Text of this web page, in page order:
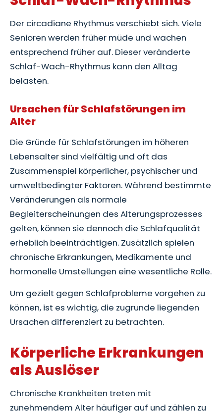
Der circadiane Rhythmus verschiebt sich. Viele
Senioren werden früher müde und wachen
entsprechend früher auf. Dieser veränderte
Schlaf-Wach-Rhythmus kann den Alltag
belasten.
Ursachen für Schlafstörungen im
Alter
Die Gründe für Schlafstörungen im höheren
Lebensalter sind vielfältig und oft das
Zusammenspiel körperlicher, psychischer und
umweltbedingter Faktoren. Während bestimmte
Veränderungen als normale
Begleiterscheinungen des Alterungsprozesses
gelten, können sie dennoch die Schlafqualität
erheblich beeinträchtigen. Zusätzlich spielen
chronische Erkrankungen, Medikamente und
hormonelle Umstellungen eine wesentliche Rolle.
Um gezielt gegen Schlafprobleme vorgehen zu
können, ist es wichtig, die zugrunde liegenden
Ursachen differenziert zu betrachten.
Körperliche Erkrankungen
als Auslöser
Chronische Krankheiten treten mit
zunehmendem Alter häufiger auf und zählen zu